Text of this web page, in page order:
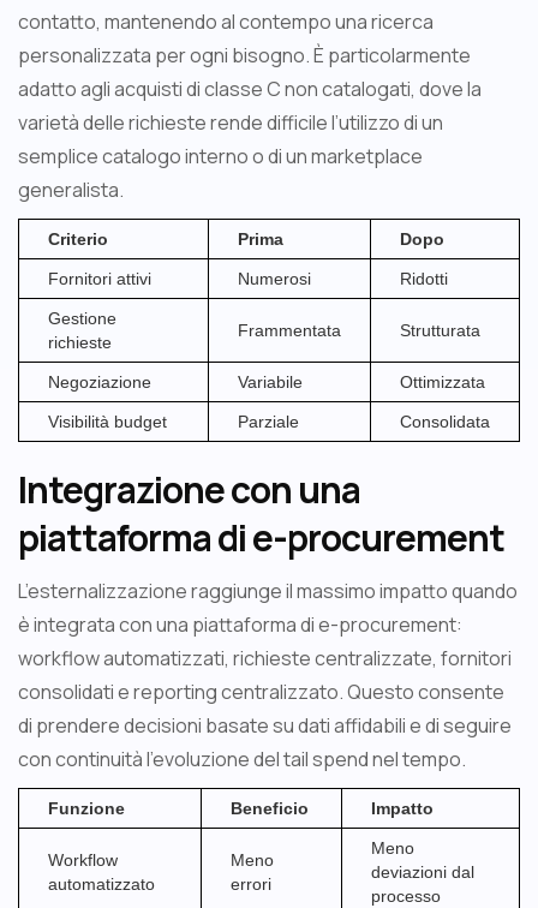
contatto, mantenendo al contempo una ricerca
personalizzata per ogni bisogno. È particolarmente
adatto agli acquisti di classe C non catalogati, dove la
varietà delle richieste rende difficile l’utilizzo di un
semplice catalogo interno o di un marketplace
generalista.
Criterio Prima Dopo
Fornitori attivi Numerosi Ridotti
Gestione
richieste
Frammentata Strutturata
Negoziazione Variabile Ottimizzata
Visibilità budget Parziale Consolidata
Integrazione con una
piattaforma di e-procurement
L’esternalizzazione raggiunge il massimo impatto quando
è integrata con una piattaforma di e-procurement:
workflow automatizzati, richieste centralizzate, fornitori
consolidati e reporting centralizzato. Questo consente
di prendere decisioni basate su dati affidabili e di seguire
con continuità l’evoluzione del tail spend nel tempo.
Funzione Beneficio Impatto
Workflow
automatizzato
Meno
errori
Meno
deviazioni dal
processo